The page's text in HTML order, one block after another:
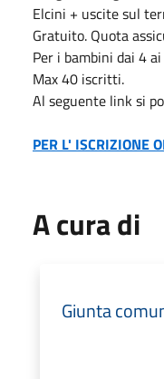
Elcini + uscite sul
Gratuito. Quota
Per i bambini dai 4
Max 40 iscritti.
Al seguente link si
PER L' ISCRIZIONE
A cura di
Giunta